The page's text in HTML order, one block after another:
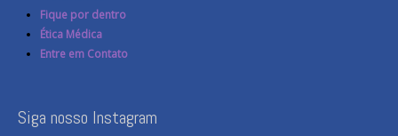
Fique por dentro
Ética Médica
Entre em Contato
Siga nosso Instagram